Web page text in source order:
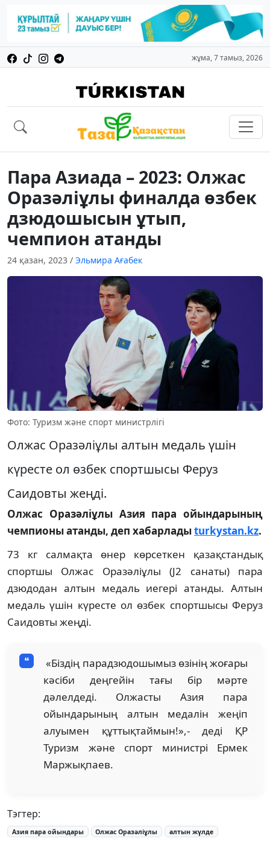
жұма, 7 тамыз, 2026
Пара Азиада – 2023: Олжас
Оразәліұлы финалда өзбек
дзюдошысын ұтып,
чемпион атанды
24 қазан, 2023 / Эльмира Ағабек
Фото: Туризм және спорт министрлігі
Олжас Оразәліұлы алтын медаль үшін
күресте ол өзбек спортшысы Феруз
Саидовты жеңді.
Олжас Оразәліұлы Азия пара ойындарының
чемпионы атанды, деп хабарладыturkystan.kz.
73 кг салмақта өнер көрсеткен қазақстандық
спортшы Олжас Оразәліұлы (J2 санаты) пара
дзюдодан алтын медаль иегері атанды. Алтын
медаль үшін күресте ол өзбек спортшысы Феруз
Саидовты жеңді.
«Біздің парадзюдошымыз өзінің жоғары
кәсіби деңгейін тағы бір мәрте
дәлелдеді. Олжасты Азия пара
ойындарының алтын медалін жеңіп
алуымен құттықтаймын!»,- деді ҚР
Туризм және спорт министрі Ермек
Маржықпаев.
Тэгтер:
Азия пара ойындары Олжас Оразәліұлы алтын жүлде